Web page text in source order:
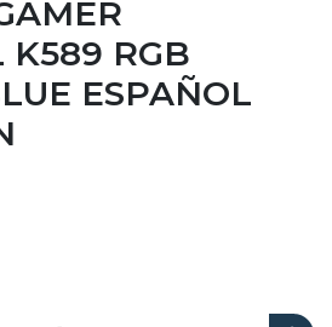
K589 RGB
ESPAÑOL